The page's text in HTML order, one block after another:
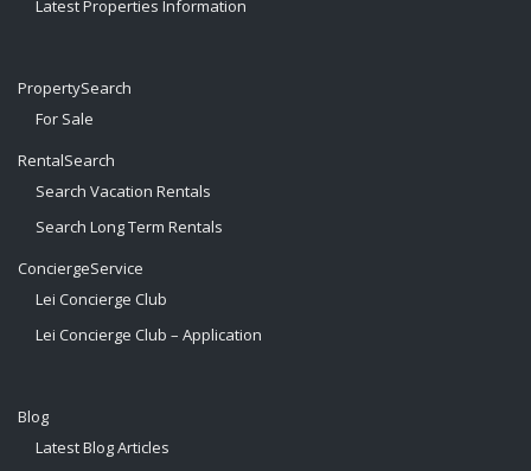
Latest Properties Information
PropertySearch
For Sale
RentalSearch
Search Vacation Rentals
Search Long Term Rentals
ConciergeService
Lei Concierge Club
Lei Concierge Club – Application
Blog
Latest Blog Articles